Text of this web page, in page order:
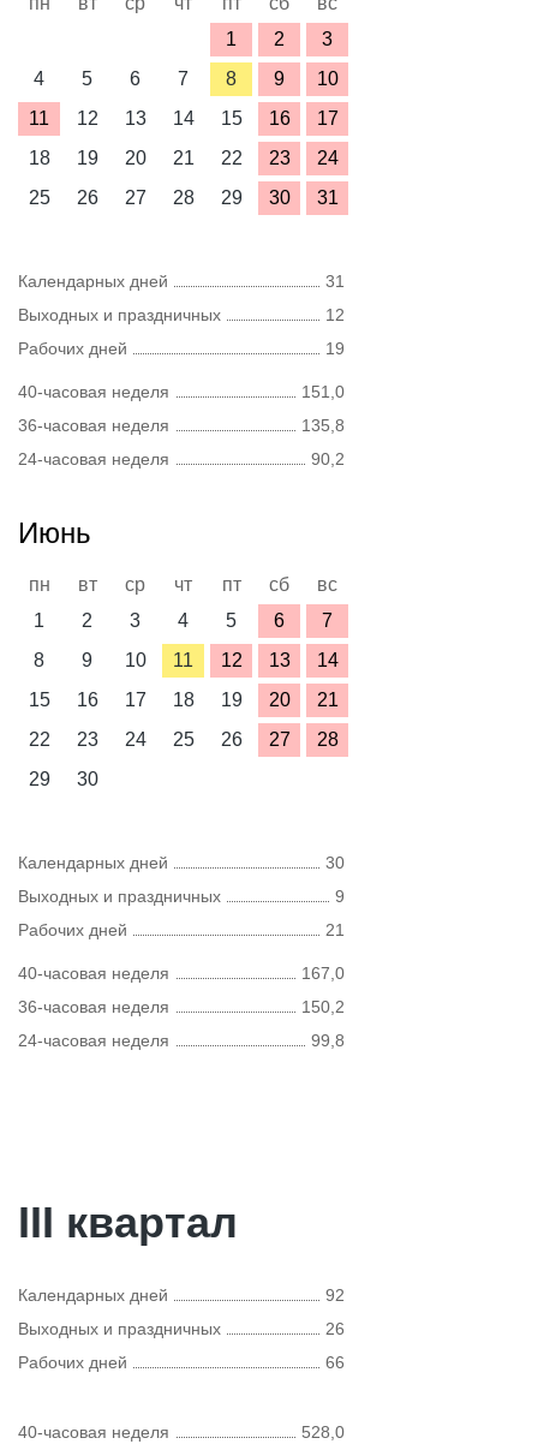
1
2
3
4
5 6 7 8 9
10
11
12 13 14 15 16
17
18
19 20 21 22 23
24
25
26 27 28 29 30 31
Календарных дней
31
Выходных и праздничных
12
Рабочих дней
19
40-часовая неделя
151,0
36-часовая неделя
135,8
24-часовая неделя
90,2
Июнь
пн вт ср чт пт сб
вс
1
2 3 4 5 6
7
8
9 10 11 12 13
14
15
16 17 18 19 20
21
22
23 24 25 26 27
28
29
30
Календарных дней
30
Выходных и праздничных
9
Рабочих дней
21
40-часовая неделя
167,0
36-часовая неделя
150,2
24-часовая неделя
99,8
III квартал
Календарных дней
92
Выходных и праздничных
26
Рабочих дней
66
40-часовая неделя 528,0